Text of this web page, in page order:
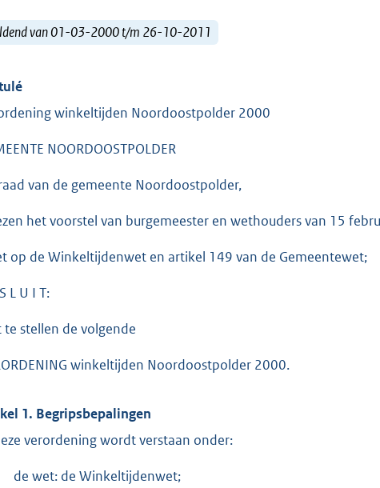
van 01-03-2000 t/m 26-10-2011
winkeltijden Noordoostpolder 2000
NOORDOOSTPOLDER
van de gemeente Noordoostpolder,
het voorstel van burgemeester en wethouders van 15
op de Winkeltijdenwet en artikel 149 van de Gemeentewet;
L U I T:
te stellen de volgende
winkeltijden Noordoostpolder 2000.
1. Begripsbepalingen
verordening wordt verstaan onder:
de wet: de Winkeltijdenwet;